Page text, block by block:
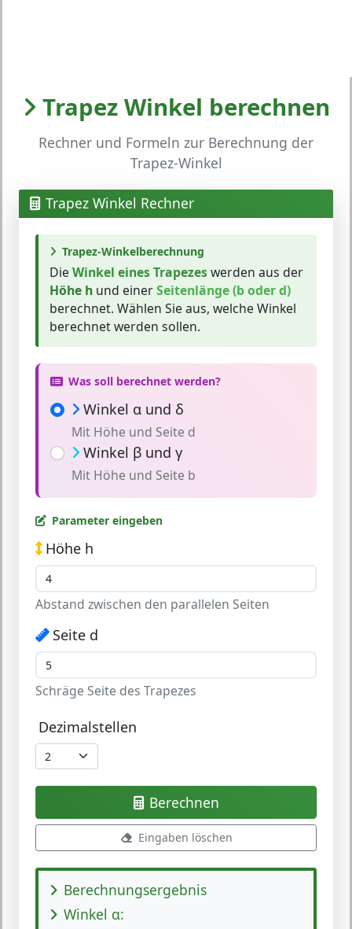
Trapez Winkel berechnen
Rechner und Formeln zur Berechnung der
Trapez-Winkel
Trapez Winkel Rechner
Trapez-Winkelberechnung
Die Winkel eines Trapezeswerden aus der
Höhe h und einerSeitenlänge (b oder d)
berechnet. Wählen Sie aus, welche Winkel
berechnet werden sollen.
Was soll berechnet werden?
Winkel α und δ
Mit Höhe und Seite d
Winkel β und γ
Mit Höhe und Seite b
Parameter eingeben
Höhe h
Abstand zwischen den parallelen Seiten
Seite d
Schräge Seite des Trapezes
Dezimalstellen
Berechnen
Eingaben löschen
Berechnungsergebnis
Winkel α: